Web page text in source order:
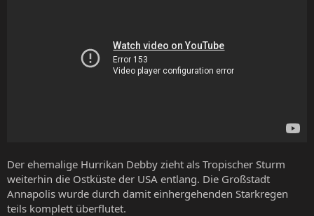
Der ehemalige Hurrikan Debby zieht als Tropischer Sturm
weiterhin die Ostküste der USA entlang. Die Großstadt
Annapolis wurde durch damit einhergehenden Starkregen
teils komplett überflutet.